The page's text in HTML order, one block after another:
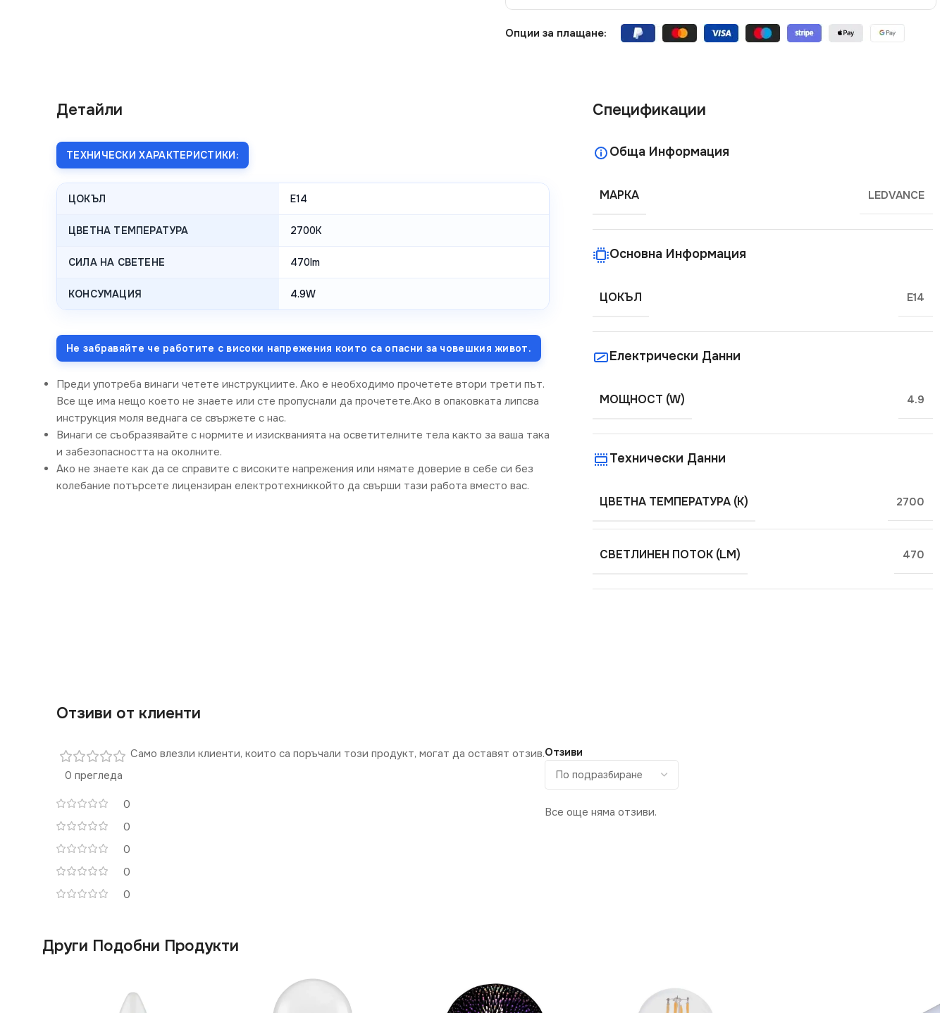
Опции за плащане:
Детайли
ТЕХНИЧЕСКИ ХАРАКТЕРИСТИКИ:
ЦОКЪЛ E14
ЦВЕТНА ТЕМПЕРАТУРА 2700K
СИЛА НА СВЕТЕНЕ 470lm
КОНСУМАЦИЯ 4.9W
Не забравяйте че работите с високи напрежения които са опасни за човешкия живот.
Преди употреба винаги четете инструкциите. Ако е необходимо прочетете втори трети път.
Все ще има нещо което не знаете или сте пропуснали да прочетете.Ако в опаковката липсва
инструкция моля веднага се свържете с нас.
Винаги се съобразявайте с нормите и изискванията на осветителните тела както за ваша така
и забезопасността на околните.
Ако не знаете как да се справите с високите напрежения или нямате доверие в себе си без
колебание потърсете лицензиран електротехниккойто да свърши тази работа вместо вас.
Спецификации
Обща Информация
МАРКА LEDVANCE
Основна Информация
ЦОКЪЛ E14
Електрически Данни
МОЩНОСТ (W) 4.9
Технически Данни
ЦВЕТНА ТЕМПЕРАТУРА (K) 2700
СВЕТЛИНЕН ПОТОК (LM) 470
Отзиви от клиенти
0 прегледа
0
0
0
0
0
Отзиви
Все още няма отзиви.
Само влезли клиенти, които са поръчали този продукт, могат да оставят отзив.
Други Подобни Продукти